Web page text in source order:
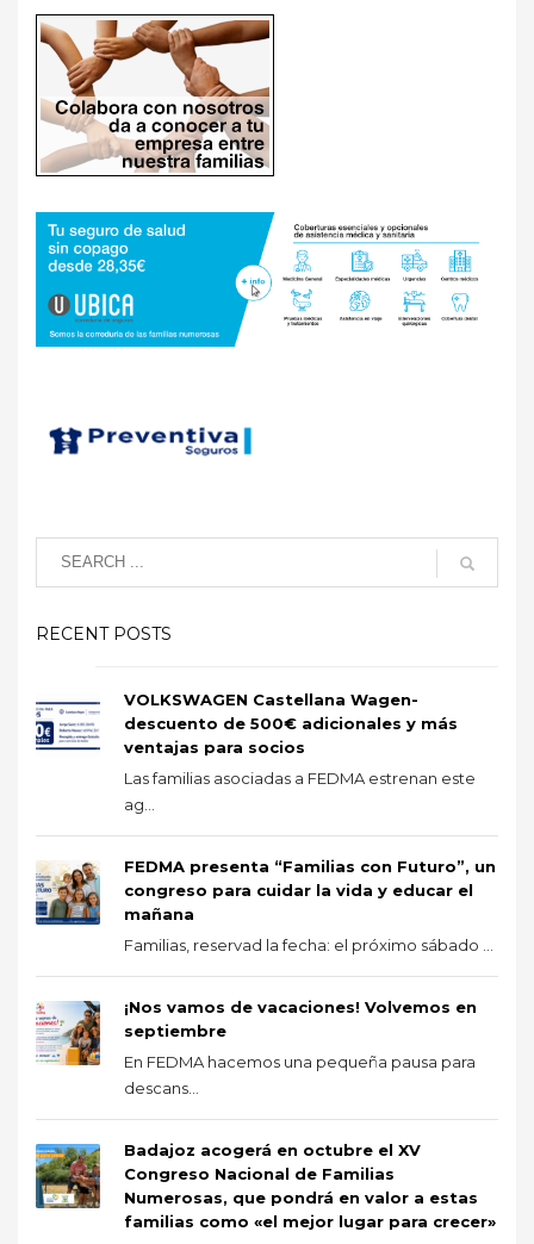
RECENT POSTS
VOLKSWAGEN Castellana Wagen-
descuento de 500€ adicionales y más
ventajas para socios
Las familias asociadas a FEDMA estrenan este
ag...
FEDMA presenta “Familias con Futuro”, un
congreso para cuidar la vida y educar el
mañana
Familias, reservad la fecha: el próximo sábado ...
¡Nos vamos de vacaciones! Volvemos en
septiembre
En FEDMA hacemos una pequeña pausa para
descans...
Badajoz acogerá en octubre el XV
Congreso Nacional de Familias
Numerosas, que pondrá en valor a estas
familias como «el mejor lugar para crecer»